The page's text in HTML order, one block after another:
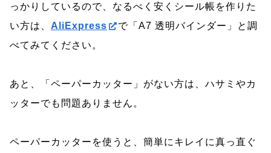
っかりしているので、なるべく安くシール帳を作りた
い方は、 AliExpress
で「A7 透明バインダー」と調
べてみてください。
あと、「ペーパーカッター」がない方は、ハサミやカ
ッターでも問題ありません。
ペーパーカッターを使うと、簡単にキレイに真っ直ぐ